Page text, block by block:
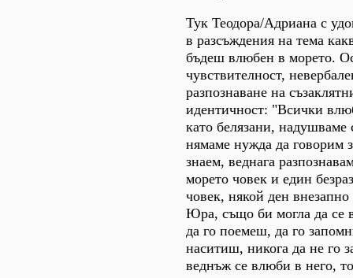
Тук Теодора/Адриана с
в разсъждения на тема
бъдеш влюбен в морето.
чувствителност,
разпознаване на
идентичност: "Всички
като белязани, надушваме
нямаме нужда да говорим
знаем, веднага
морето човек и един
човек, някой ден
Юра, също би могла да се
да го поемеш, да го
наситиш, никога да не го
веднъж се влюби в него,